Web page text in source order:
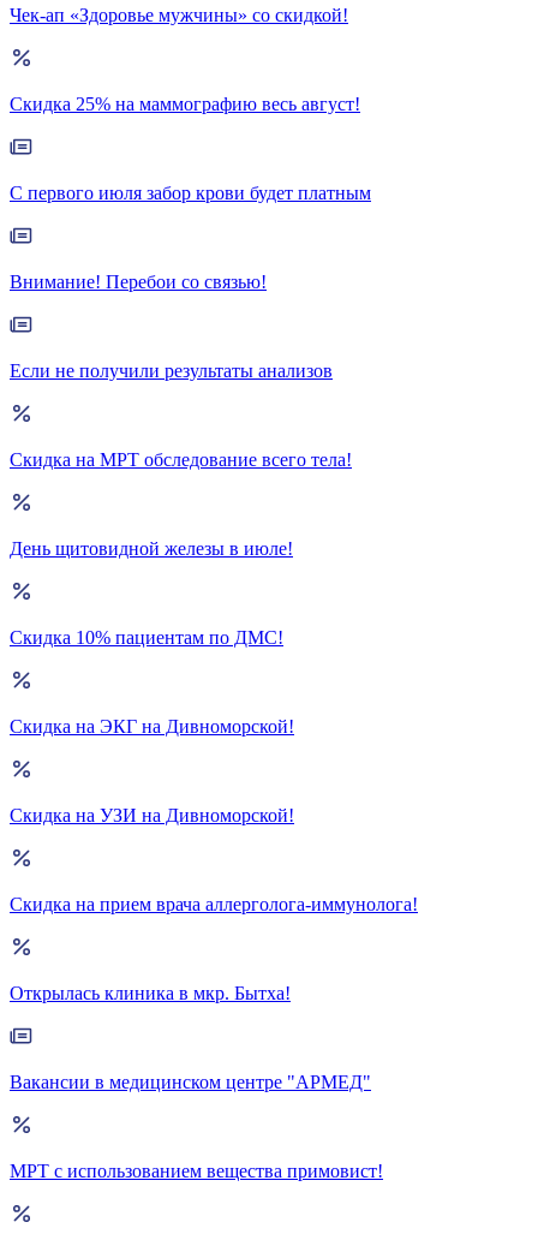
Чек-ап «Здоровье мужчины» со скидкой!
Скидка 25% на маммографию весь август!
С первого июля забор крови будет платным
Внимание! Перебои со связью!
Если не получили результаты анализов
Скидка на МРТ обследование всего тела!
День щитовидной железы в июле!
Скидка 10% пациентам по ДМС!
Скидка на ЭКГ на Дивноморской!
Скидка на УЗИ на Дивноморской!
Скидка на прием врача аллерголога-иммунолога!
Открылась клиника в мкр. Бытха!
Вакансии в медицинском центре "АРМЕД"
МРТ с использованием вещества примовист!